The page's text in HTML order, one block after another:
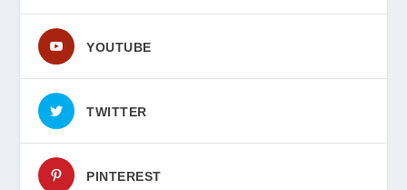
YOUTUBE
TWITTER
PINTEREST